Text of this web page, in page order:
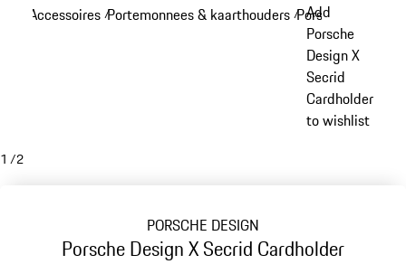
hoofdinhoud
Accessoires /Portemonnees & kaarthouders /Porsche Design
Add
Porsche
Design X
Secrid
Cardholder
to wishlist
1 /2
PORSCHE DESIGN
Porsche Design X Secrid Cardholder